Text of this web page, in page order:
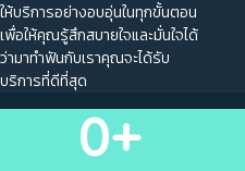
ให้บริการอย่างอบอุ่นในทุกขั้นตอน
เพื่อให้คุณรู้สึกสบายใจและมั่นใจได้
ว่ามาทำฟันกับเราคุณจะได้รับ
บริการที่ดีที่สุด
0+